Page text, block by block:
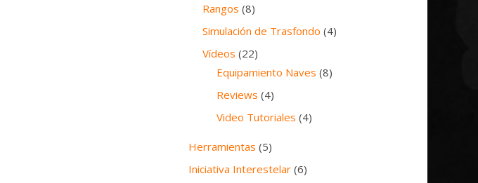
Rangos (8)
Simulación de Trasfondo (4)
Vídeos (22)
Equipamiento Naves (8)
Reviews (4)
Video Tutoriales (4)
Herramientas (5)
Iniciativa Interestelar (6)